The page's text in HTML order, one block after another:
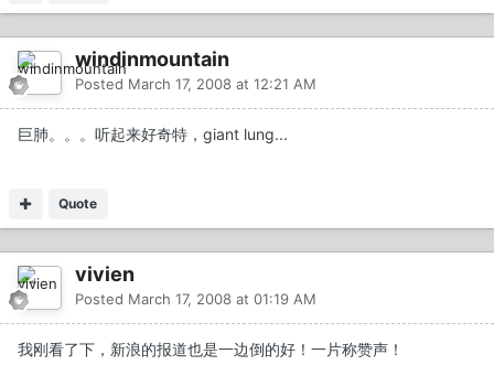
windinmountain
Posted March 17, 2008 at 12:21 AM
巨肺。。。听起来好奇特，giant lung...
Quote
vivien
Posted March 17, 2008 at 01:19 AM
我刚看了下，新浪的报道也是一边倒的好！一片称赞声！